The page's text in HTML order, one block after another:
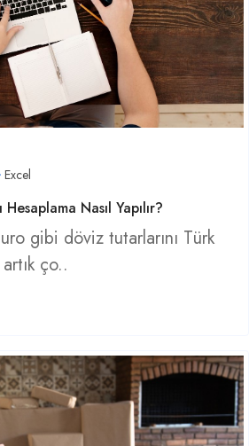
Excel
Nasıl Yapılır?
gibi döviz tutarlarını Türk
ço..